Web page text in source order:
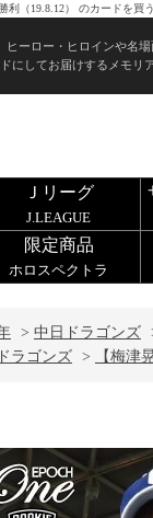
利（19.8.12） のカードを買
ヒーロー・ヒロインや名場
にしてお届けするメモリ
Ｊリーグ
J.LEAGUE
限定商品
ホロスペクトラ
> 中日ドラゴンズ
ラゴンズ > 【梅津